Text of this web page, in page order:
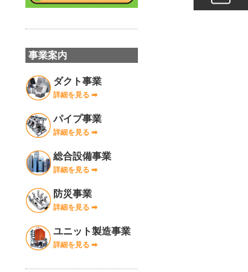
事業案内
ダクト事業
詳細を見る ➡︎
パイプ事業
詳細を見る ➡︎
総合設備事業
詳細を見る ➡︎
防災事業
詳細を見る ➡︎
ユニット製造事業
詳細を見る ➡︎